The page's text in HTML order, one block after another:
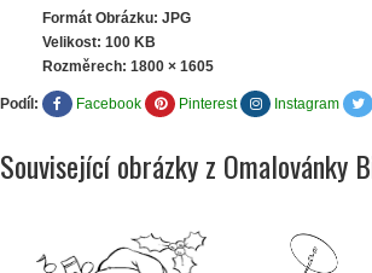
Formát Obrázku: JPG
Velikost: 100 KB
Rozměrech: 1800 × 1605
Podíl: Facebook Pinterest Instagram
Související obrázky z Omalovánky